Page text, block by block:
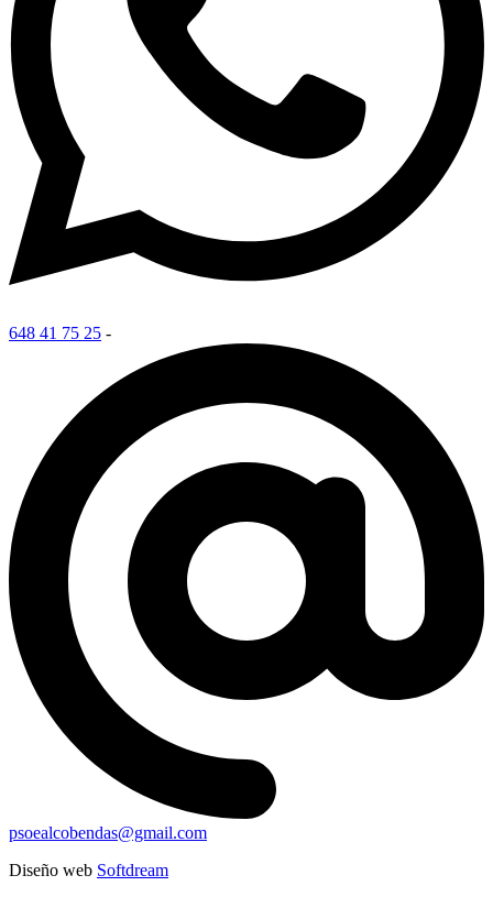
648 41 75 25 -
psoealcobendas@gmail.com
Diseño web Softdream